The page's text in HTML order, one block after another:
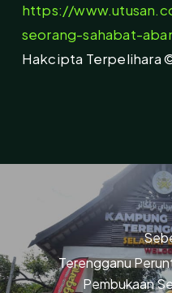
https://
seorang-sahabat-
Hakcipta Terpelihara
Terengganu
Pembukaan